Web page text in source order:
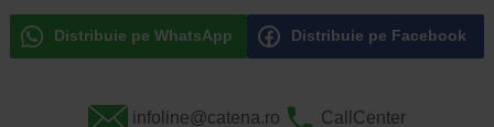
Distribuie pe WhatsApp Distribuie pe Facebook
infoline@catena.ro CallCenter